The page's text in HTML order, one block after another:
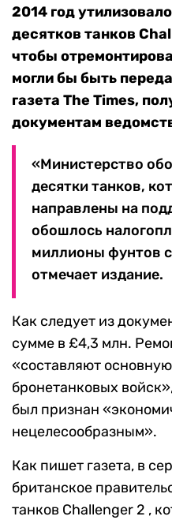
2014 год
десятков танков
чтобы
могли бы быть
газета The Times,
документам
«Министерство
десятки танков,
направлены на
обошлось
миллионы фунтов
отмечает издание.
Как следует из
сумме в £4,3 млн.
«составляют
бронетанковых
был признан
нецелесообразным».
Как пишет газета, в
британское
танков Challenger 2 ,